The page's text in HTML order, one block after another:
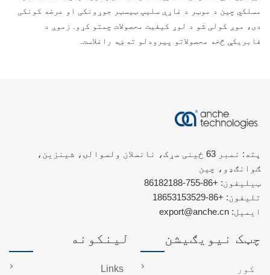
مسلکي چین د موټر د غاړې سلیپ ټیسټر جوړونکی او عرضه کونکی
دی، موږ کولی شو د لوړ کیفیت محصولات چمتو کړو. زموږ د
فابریکې څخه محصولاتو پیرودلو ته ښه راغلاست.
پته: نمبر 63 ځینی سړک، نانسلان ولسوالۍ، شینزین،
ګوانګډو، چین
ټیلیفون: +86-755-86182188
تلیفون: +86-18653153529
ایمیل: export@anche.cn
چټک نیویګیشن
کور
لینکونه
Links